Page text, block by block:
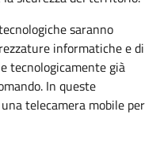
saranno
informatiche e di
tecnologicamente già
In queste
telecamera mobile per